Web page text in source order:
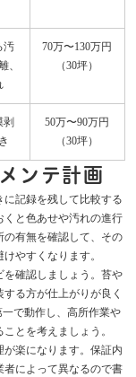
汚
、
70万〜130万円
（30坪）
剥
50万〜90万円
（30坪）
ンテ計画
記録を残して比較する
と色あせや汚れの進行
有無を確認して、その
やすくなります。
を確認しましょう。苔や
る方が仕上がりが良く
で動作し、高所作業や
とを考えましょう。
楽になります。保証内
によって異なるので書